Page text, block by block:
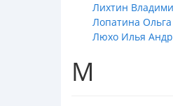
Лихтин
Лопатина
Люхо Илья
М